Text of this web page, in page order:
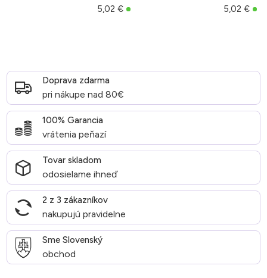
5,02 € 5,02 €
Doprava zdarma
pri nákupe nad 80€
100% Garancia
vrátenia peňazí
Tovar skladom
odosielame ihneď
2 z 3 zákazníkov
nakupujú pravidelne
Sme Slovenský
obchod